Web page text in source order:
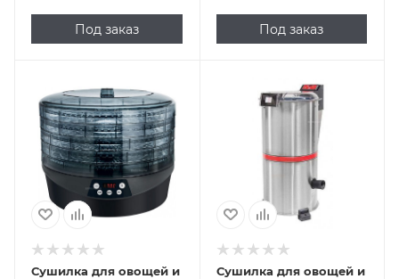
Под заказ Под заказ
Сушилка для овощей и
Сушилка для овощей и